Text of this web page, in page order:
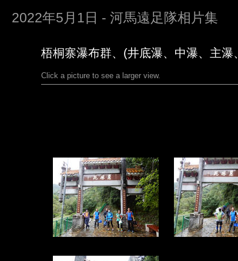
2022年5月1日 - 河馬遠足隊相片集
梧桐寨瀑布群、(井底瀑、中瀑、主瀑
Click a picture to see a larger view.